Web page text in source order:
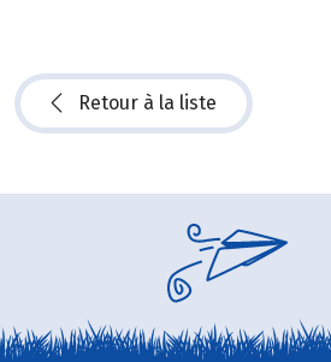
Retour à la liste